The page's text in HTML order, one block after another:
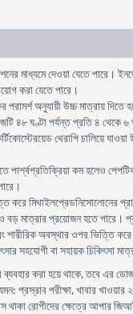
মাধ্যমে দেওয়া যেতে পারে।
করা যেতে পারে।
পরামর্শ অনুযায়ী উচ্চ মাত্রায়
৪৮ ঘণ্টা পর্যন্ত প্রতি ৪ থেকে
থেরাপি চালিয়ে
পার্শ্বপ্রতিক্রিয়া কম হলেও
করে মিথাইলপ্রেডনিসোলোনের
মাত্রার প্রয়োজন হতে পারে।
অবস্থার ওপর ভিত্তি করে
সহযোগী বা সহায়ক চিকিৎসা
করা হয়ে থাকে, তবে এর
যেমন: প্রস্রাব পরীক্ষা, খাবার
থাকা রোগীদের ক্ষেত্রে আপার